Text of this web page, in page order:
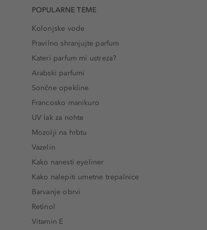
POPULARNE TEME
Kolonjske vode
Pravilno shranjujte parfum
Kateri parfum mi ustreza?
Arabski parfumi
Sončne opekline
Francosko manikuro
UV lak za nohte
Mozolji na hrbtu
Vazelin
Kako nanesti eyeliner
Kako nalepiti umetne trepalnice
Barvanje obrvi
Retinol
Vitamin E